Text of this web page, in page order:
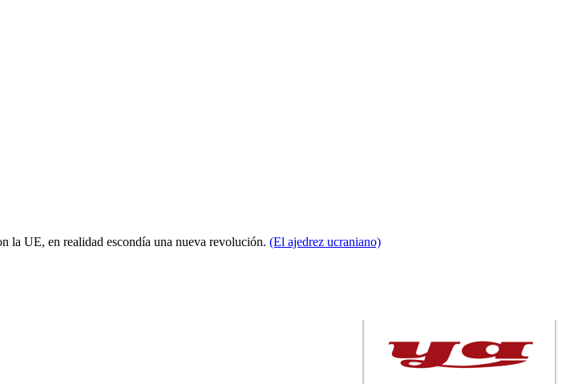
la UE, en realidad escondía una nueva revolución. (El ajedrez ucraniano)